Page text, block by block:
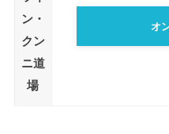
ン・
クン
ニ道
場
オ